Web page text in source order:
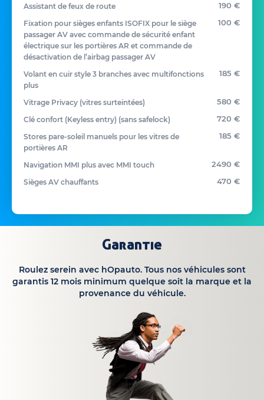
Assistant de feux de route 190 €
Fixation pour sièges enfants ISOFIX pour le siège
passager AV avec commande de sécurité enfant
électrique sur les portières AR et commande de
désactivation de l’airbag passager AV
100 €
Volant en cuir style 3 branches avec multifonctions
plus
185 €
Vitrage Privacy (vitres surteintées) 580 €
Clé confort (Keyless entry) (sans safelock) 720 €
Stores pare-soleil manuels pour les vitres de
portières AR
185 €
Navigation MMI plus avec MMI touch 2490 €
Sièges AV chauffants 470 €
Garantie
Roulez serein avec hOpauto. Tous nos véhicules sont
garantis 12 mois minimum quelque soit la marque et la
provenance du véhicule.